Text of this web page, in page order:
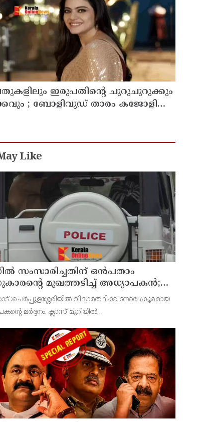
ഇരുപതിന്റെ ചുറുചുറുക്കും
; ബോളിവുഡ് താരം കജോളിന്റെ
Like
സംസാരിച്ചതിന് ഒൻപതാം
മുഖത്തടിച്ച് അധ്യാപകൻ;
പിതാവിനു നേരെയും
:ചെർപ്പുളശ്ശേരിയിൽ വിദ്യാർത്ഥിക്ക് നേരെ ക്രൂരമായ
മർദ്ദനം. ക്ലാസ് മുറിയിൽ
കൃഷ്ണയുടെ (14) മുഖത്തടിച്ച അധ്യാപകന്റെ നടപടി